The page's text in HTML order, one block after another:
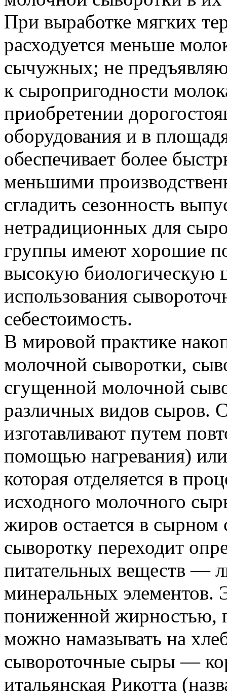
При выработке мягких
расходуется меньше
сычужных; не
к сыропригодности
приобретении
оборудования и в
обеспечивает более
меньшими
сгладить сезонность
нетрадиционных для
группы имеют хорошие
высокую биологическую
использования
себестоимость.
В мировой практике
молочной сыворотки,
сгущенной молочной
различных видов сыров.
изготавливают путем
помощью нагревания)
которая отделяется в
исходного молочного
жиров остается в сырном
сыворотку переходит
питательных веществ —
минеральных
пониженной жирностью,
можно намазывать на
сывороточные сыры —
итальянская Рикотта